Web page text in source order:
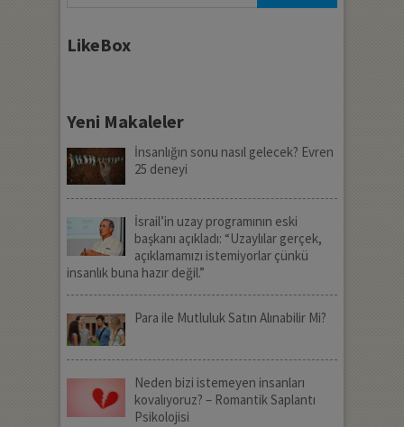
LikeBox
Yeni Makaleler
İnsanlığın sonu nasıl gelecek? Evren
25 deneyi
İsrail’in uzay programının eski
başkanı açıkladı: “Uzaylılar gerçek,
açıklamamızı istemiyorlar çünkü
insanlık buna hazır değil.”
Para ile Mutluluk Satın Alınabilir Mi?
Neden bizi istemeyen insanları
kovalıyoruz? – Romantik Saplantı
Psikolojisi